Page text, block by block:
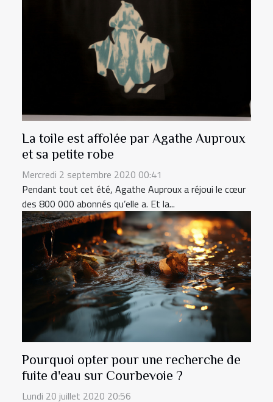
La toile est affolée par Agathe Auproux
et sa petite robe
Mercredi 2 septembre 2020 00:41
Pendant tout cet été, Agathe Auproux a réjoui le cœur
des 800 000 abonnés qu’elle a. Et la...
Pourquoi opter pour une recherche de
fuite d'eau sur Courbevoie ?
Lundi 20 juillet 2020 20:56